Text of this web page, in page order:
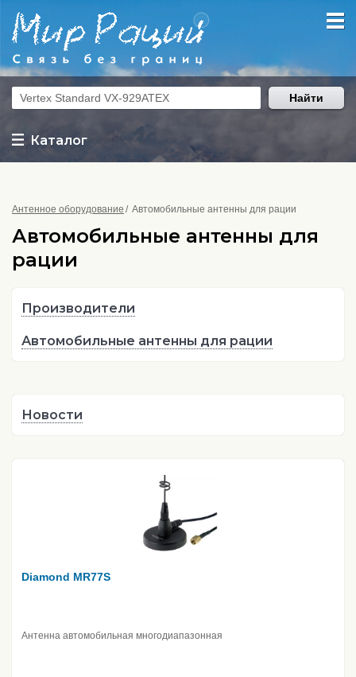
Каталог
Найти
Антенное оборудование Автомобильные антенны для рации
Автомобильные антенны для
рации
Производители
Автомобильные антенны для рации
Новости
Diamond MR77S
Антенна автомобильная многодиапазонная